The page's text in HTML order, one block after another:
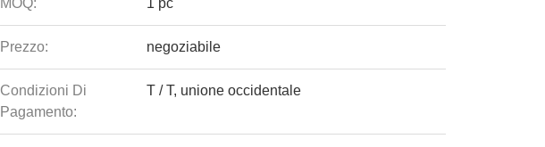
MOQ: 1 pc
Prezzo: negoziabile
Condizioni Di
Pagamento:
T / T, unione occidentale